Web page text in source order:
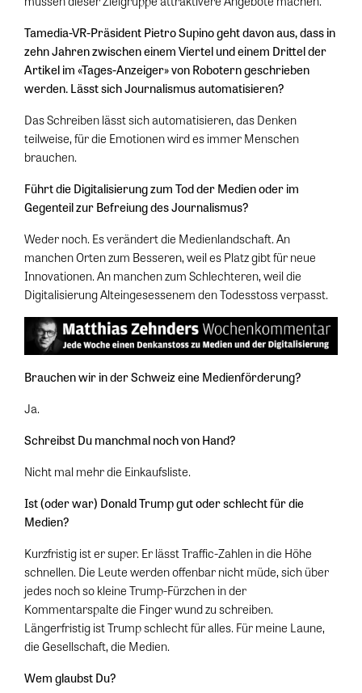
Tamedia-VR-Präsident Pietro Supino geht davon aus, dass in
zehn Jahren zwischen einem Viertel und einem Drittel der
Artikel im «Tages-Anzeiger» von Robotern geschrieben
werden. Lässt sich Journalismus automatisieren?
Das Schreiben lässt sich automatisieren, das Denken
teilweise, für die Emotionen wird es immer Menschen
brauchen.
Führt die Digitalisierung zum Tod der Medien oder im
Gegenteil zur Befreiung des Journalismus?
Weder noch. Es verändert die Medienlandschaft. An
manchen Orten zum Besseren, weil es Platz gibt für neue
Innovationen. An manchen zum Schlechteren, weil die
Digitalisierung Alteingesessenem den Todesstoss verpasst.
Brauchen wir in der Schweiz eine Medienförderung?
Ja.
Schreibst Du manchmal noch von Hand?
Nicht mal mehr die Einkaufsliste.
Ist (oder war) Donald Trump gut oder schlecht für die
Medien?
Kurzfristig ist er super. Er lässt Traffic-Zahlen in die Höhe
schnellen. Die Leute werden offenbar nicht müde, sich über
jedes noch so kleine Trump-Fürzchen in der
Kommentarspalte die Finger wund zu schreiben.
Längerfristig ist Trump schlecht für alles. Für meine Laune,
die Gesellschaft, die Medien.
Wem glaubst Du?